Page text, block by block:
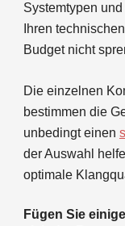
Systemtypen
Ihren
Budget nicht
Die einzelnen
bestimmen die
unbedingt einen
der Auswahl
optimale
Fügen Sie